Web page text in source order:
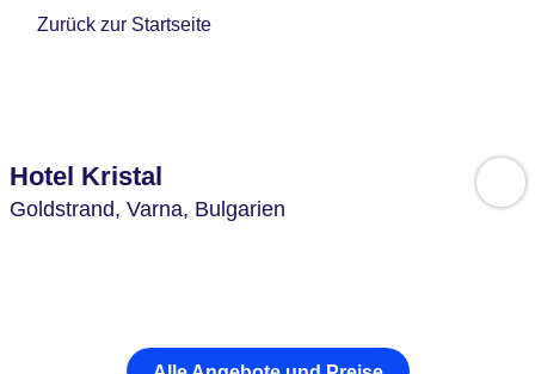
Zurück zur Startseite
Hotel Kristal
Goldstrand, Varna, Bulgarien